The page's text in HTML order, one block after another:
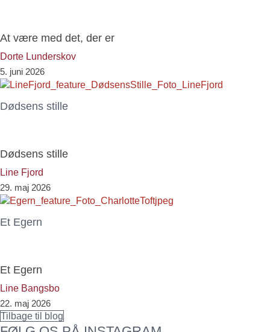
At være med det, der er
Dorte Lunderskov
5. juni 2026
Dødsens stille
Dødsens stille
Line Fjord
29. maj 2026
Et Egern
Et Egern
Line Bangsbo
22. maj 2026
Tilbage til blog